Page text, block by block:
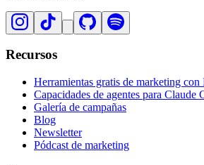
Recursos
Herramientas gratis de marketing con
Capacidades de agentes para Claude
Galería de campañas
Blog
Newsletter
Pódcast de marketing